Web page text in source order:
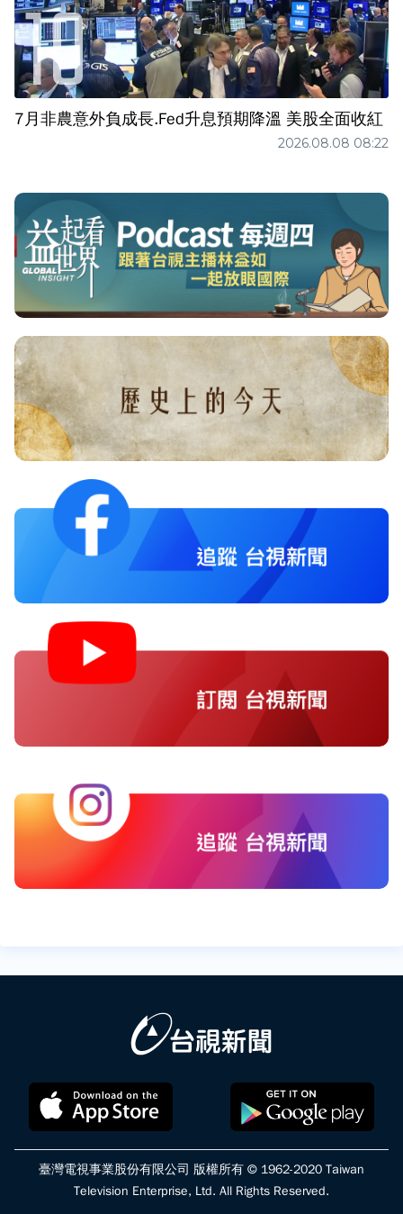
7月非農意外負成長.Fed升息預期降溫 美股全面收紅
2026.08.08 08:22
臺灣電視事業股份有限公司 版權所有 © 1962-2020 Taiwan
Television Enterprise, Ltd. All Rights Reserved.